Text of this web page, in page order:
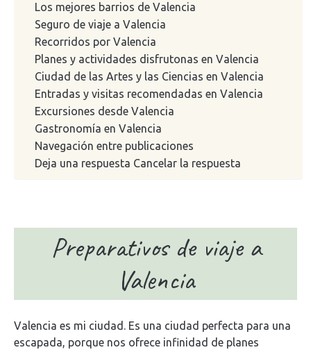
Los mejores barrios de Valencia
Seguro de viaje a Valencia
Recorridos por Valencia
Planes y actividades disfrutonas en Valencia
Ciudad de las Artes y las Ciencias en Valencia
Entradas y visitas recomendadas en Valencia
Excursiones desde Valencia
Gastronomía en Valencia
Navegación entre publicaciones
Deja una respuesta Cancelar la respuesta
Preparativos de viaje a
Valencia
Valencia es mi ciudad. Es una ciudad perfecta para una
escapada, porque nos ofrece infinidad de planes